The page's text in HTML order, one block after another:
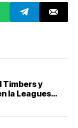
Timbers y
la Leagues